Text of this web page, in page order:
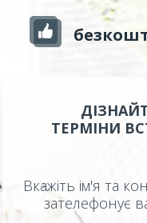
ТЕРМІНИ
Вкажіть ім'я та
зателефонує